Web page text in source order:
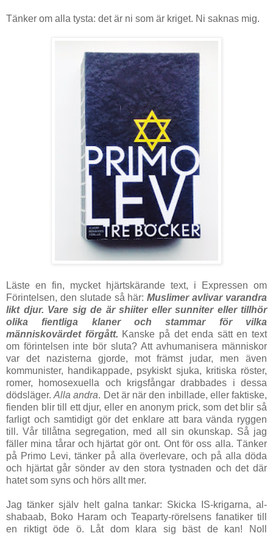
Tänker om alla tysta: det är ni som är kriget. Ni saknas mig.
Läste en fin, mycket hjärtskärande text, i Expressen om
Förintelsen, den slutade så här:Muslimer avlivar varandra
likt djur. Vare sig de är shiiter eller sunniter eller tillhör
olika fientliga klaner och stammar för vilka
människovärdet förgått. Kanske på det enda sätt en text
om förintelsen inte bör sluta? Att avhumanisera människor
var det nazisterna gjorde, mot främst judar, men även
kommunister, handikappade, psykiskt sjuka, kritiska röster,
romer, homosexuella och krigsfångar drabbades i dessa
dödsläger.Alla andra. Det är när den inbillade, eller faktiske,
fienden blir till ett djur, eller en anonym prick, som det blir så
farligt och samtidigt gör det enklare att bara vända ryggen
till. Vår tillåtna segregation, med all sin okunskap. Så jag
fäller mina tårar och hjärtat gör ont. Ont för oss alla. Tänker
på Primo Levi, tänker på alla överlevare, och på alla döda
och hjärtat går sönder av den stora tystnaden och det där
hatet som syns och hörs allt mer.
Jag tänker själv helt galna tankar: Skicka IS-krigarna, al-
shabaab, Boko Haram och Teaparty-rörelsens fanatiker till
en riktigt öde ö. Låt dom klara sig bäst de kan! Noll